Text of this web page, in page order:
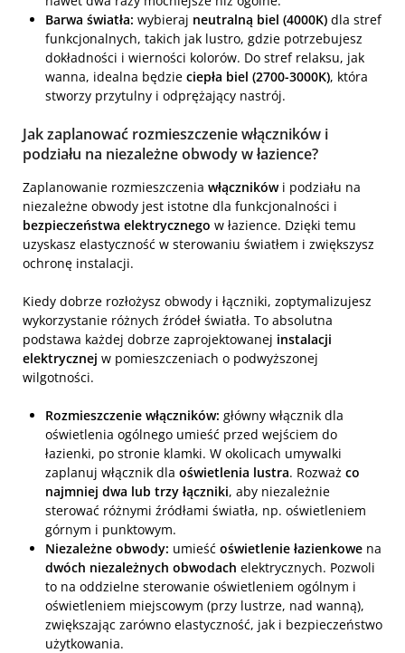
Barwa światła: wybieraj neutralną biel (4000K) dla stref
funkcjonalnych, takich jak lustro, gdzie potrzebujesz
dokładności i wierności kolorów. Do stref relaksu, jak
wanna, idealna będzie ciepła biel (2700-3000K), która
stworzy przytulny i odprężający nastrój.
Jak zaplanować rozmieszczenie włączników i
podziału na niezależne obwody w łazience?
Zaplanowanie rozmieszczenia włącznikówi podziału na
niezależne obwody jest istotne dla funkcjonalności i
bezpieczeństwa elektrycznego w łazience. Dzięki temu
uzyskasz elastyczność w sterowaniu światłem i zwiększysz
ochronę instalacji.
Kiedy dobrze rozłożysz obwody i łączniki, zoptymalizujesz
wykorzystanie różnych źródeł światła. To absolutna
podstawa każdej dobrze zaprojektowanej instalacji
elektrycznej w pomieszczeniach o podwyższonej
wilgotności.
Rozmieszczenie włączników: główny włącznik dla
oświetlenia ogólnego umieść przed wejściem do
łazienki, po stronie klamki. W okolicach umywalki
zaplanuj włącznik dla oświetlenia lustra. Rozważ co
najmniej dwa lub trzy łączniki, aby niezależnie
sterować różnymi źródłami światła, np. oświetleniem
górnym i punktowym.
Niezależne obwody: umieść oświetlenie łazienkowe na
dwóch niezależnych obwodach elektrycznych. Pozwoli
to na oddzielne sterowanie oświetleniem ogólnym i
oświetleniem miejscowym (przy lustrze, nad wanną),
zwiększając zarówno elastyczność, jak i bezpieczeństwo
użytkowania.